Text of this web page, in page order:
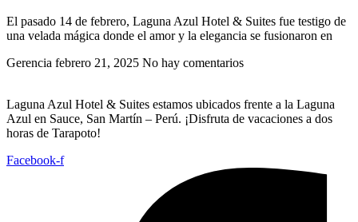
El pasado 14 de febrero, Laguna Azul Hotel & Suites fue testigo de
una velada mágica donde el amor y la elegancia se fusionaron en
Gerencia febrero 21, 2025 No hay comentarios
Laguna Azul Hotel & Suites estamos ubicados frente a la Laguna
Azul en Sauce, San Martín – Perú. ¡Disfruta de vacaciones a dos
horas de Tarapoto!
Facebook-f